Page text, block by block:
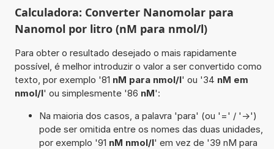
Calculadora: Converter Nanomolar para
Nanomol por litro (nM para nmol/l)
Para obter o resultado desejado o mais rapidamente
possível, é melhor introduzir o valor a ser convertido como
texto, por exemplo '81 nM para nmol/l' ou '34 nM em
nmol/l' ou simplesmente '86 nM':
Na maioria dos casos, a palavra 'para' (ou '=' / '->')
pode ser omitida entre os nomes das duas unidades,
por exemplo '91 nM nmol/l' em vez de '39 nM para